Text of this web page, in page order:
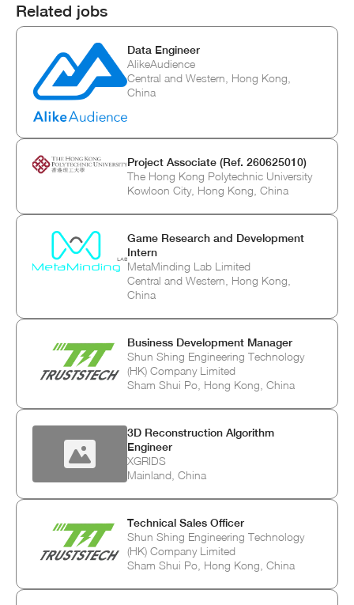
Related jobs
Data Engineer
AlikeAudience
Central and Western, Hong Kong,
China
Project Associate (Ref. 260625010)
The Hong Kong Polytechnic University
Kowloon City, Hong Kong, China
Game Research and Development
Intern
MetaMinding Lab Limited
Central and Western, Hong Kong,
China
Business Development Manager
Shun Shing Engineering Technology
(HK) Company Limited
Sham Shui Po, Hong Kong, China
3D Reconstruction Algorithm
Engineer
XGRIDS
Mainland, China
Technical Sales Officer
Shun Shing Engineering Technology
(HK) Company Limited
Sham Shui Po, Hong Kong, China